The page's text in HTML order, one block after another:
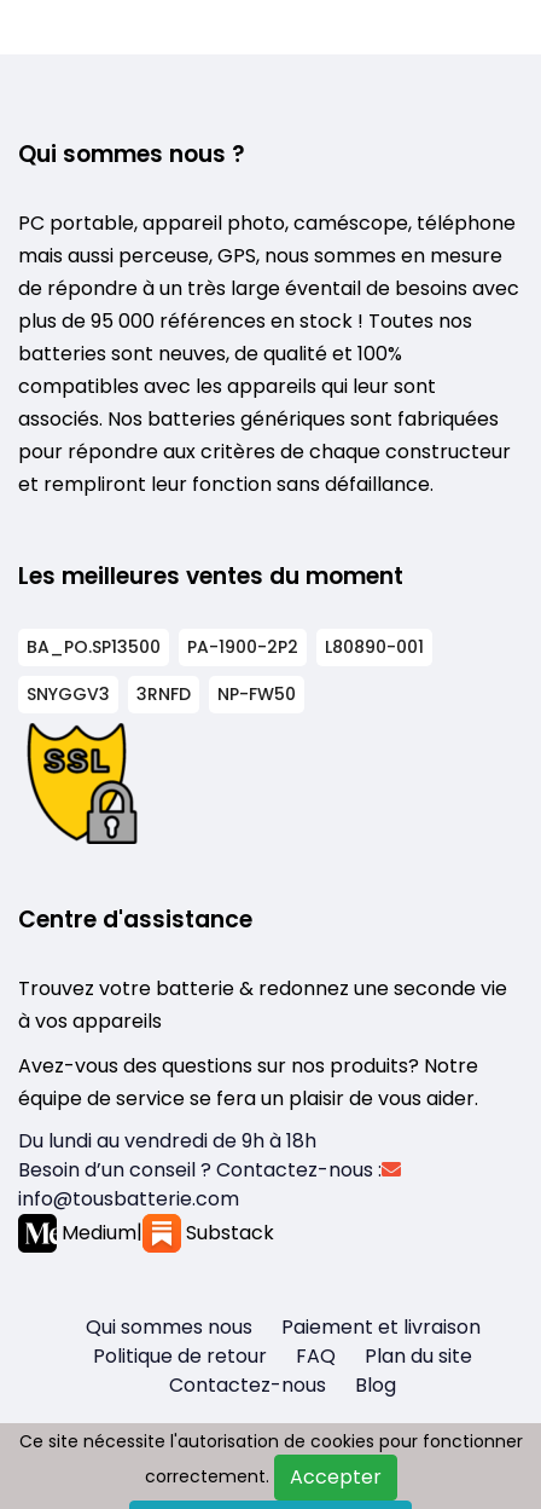
Qui sommes nous ?
PC portable, appareil photo, caméscope, téléphone
mais aussi perceuse, GPS, nous sommes en mesure
de répondre à un très large éventail de besoins avec
plus de 95 000 références en stock ! Toutes nos
batteries sont neuves, de qualité et 100%
compatibles avec les appareils qui leur sont
associés. Nos batteries génériques sont fabriquées
pour répondre aux critères de chaque constructeur
et rempliront leur fonction sans défaillance.
Les meilleures ventes du moment
BA_PO.SP13500 PA-1900-2P2
L80890-001
SNYGGV3
3RNFD NP-FW50
Centre d'assistance
Trouvez votre batterie & redonnez une seconde vie
à vos appareils
Avez-vous des questions sur nos produits? Notre
équipe de service se fera un plaisir de vous aider.
Du lundi au vendredi de 9h à 18h
Besoin d’un conseil ? Contactez-nous :
info@tousbatterie.com
Medium| Substack
Qui sommes nous
Paiement et livraison
Politique de retour
FAQ
Plan du site
Contactez-nous
Blog
Copyright © 2026 - Tous droit réservés
Ce site nécessite l'autorisation de cookies pour fonctionner
correctement.
Accepter
Ce site nécessite l'autorisation de cookies pour fonctionner
correctement.
Accepter